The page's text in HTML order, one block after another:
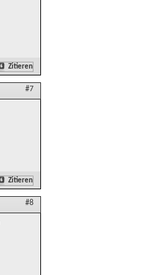
Zitieren
#7
Zitieren
#8